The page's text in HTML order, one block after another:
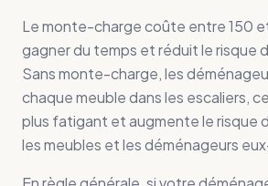
Le monte-charge coûte entre 150
gagner du temps et réduit le risque
Sans monte-charge, les
chaque meuble dans les escaliers,
plus fatigant et augmente le risque
les meubles et les déménageurs